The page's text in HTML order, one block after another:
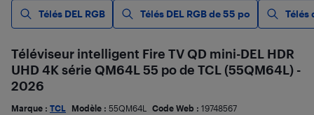
Télés DEL RGB Télés DEL RGB de 55 po Télés
Téléviseur intelligent Fire TV QD mini-DEL HDR
UHD 4K série QM64L 55 po de TCL (55QM64L) -
2026
Marque : TCL Modèle : 55QM64L Code Web : 19748567